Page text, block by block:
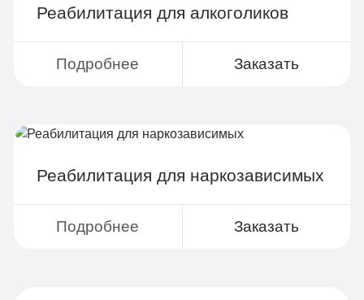
Реабилитация для алкоголиков
Подробнее Заказать
Реабилитация для наркозависимых
Подробнее Заказать